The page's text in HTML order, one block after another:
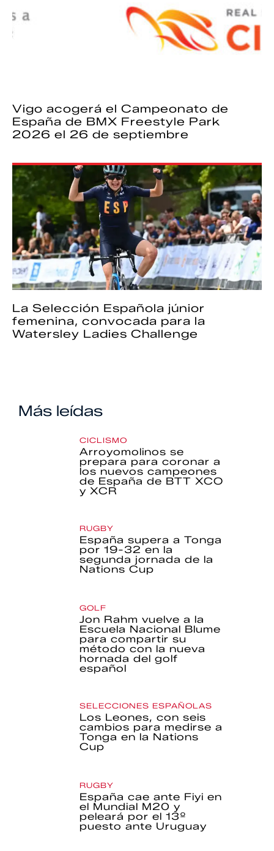
Vigo acogerá el Campeonato de
España de BMX Freestyle Park
2026 el 26 de septiembre
La Selección Española júnior
femenina, convocada para la
Watersley Ladies Challenge
Más leídas
CICLISMO
Arroyomolinos se
prepara para coronar a
los nuevos campeones
de España de BTT XCO
y XCR
RUGBY
España supera a Tonga
por 19-32 en la
segunda jornada de la
Nations Cup
GOLF
Jon Rahm vuelve a la
Escuela Nacional Blume
para compartir su
método con la nueva
hornada del golf
español
SELECCIONES ESPAÑOLAS
Los Leones, con seis
cambios para medirse a
Tonga en la Nations
Cup
RUGBY
España cae ante Fiyi en
el Mundial M20 y
peleará por el 13º
puesto ante Uruguay